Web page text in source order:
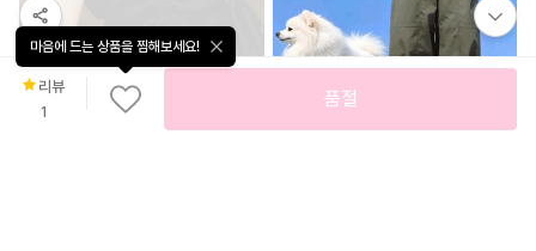
신
상
7% 16,980
🎀만원대🎀 셔링 리본 골지 브이넥 반팔 니트
리뷰
1
마음에 드는 상품을 찜해보세요!
품절